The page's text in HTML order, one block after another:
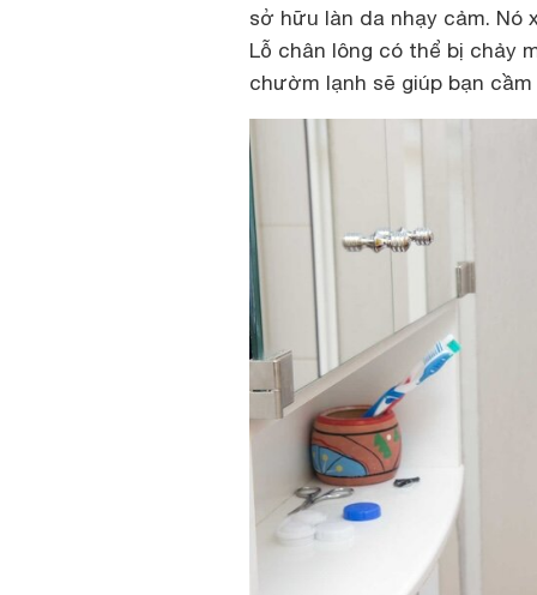
sở hữu làn da nhạy cảm. Nó
Lỗ chân lông có thể bị chảy
chườm lạnh sẽ giúp bạn